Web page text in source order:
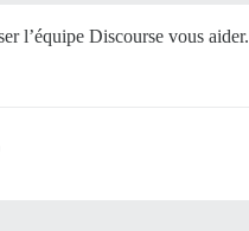
l’équipe Discourse vous aider.